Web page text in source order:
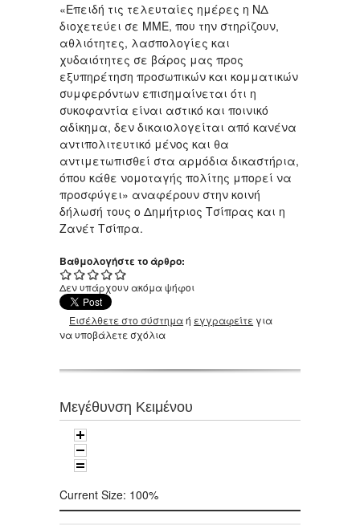
«Επειδή τις τελευταίες ημέρες η ΝΔ
διοχετεύει σε ΜΜΕ, που την στηρίζουν,
αθλιότητες, λασπολογίες και
χυδαιότητες σε βάρος μας προς
εξυπηρέτηση προσωπικών και κομματικών
συμφερόντων επισημαίνεται ότι η
συκοφαντία είναι αστικό και ποινικό
αδίκημα, δεν δικαιολογείται από κανένα
αντιπολιτευτικό μένος και θα
αντιμετωπισθεί στα αρμόδια δικαστήρια,
όπου κάθε νομοταγής πολίτης μπορεί να
προσφύγει» αναφέρουν στην κοινή
δήλωσή τους ο Δημήτριος Τσίπρας και η
Ζανέτ Τσίπρα.
Βαθμολογήστε το άρθρο:
Δεν υπάρχουν ακόμα ψήφοι
Εισέλθετε στο σύστημαή εγγραφείτε για
να υποβάλετε σχόλια
Μεγέθυνση Κειμένου
Current Size: 100%